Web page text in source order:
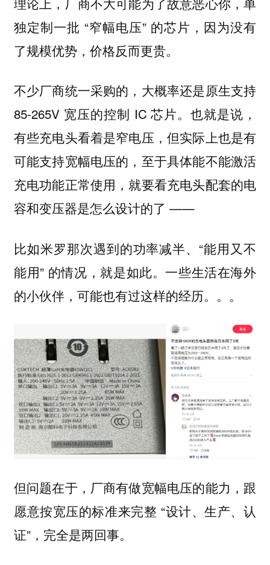
独定制一批 “窄幅电压” 的芯片，因为没有
了规模优势，价格反而更贵。
不少厂商统一采购的，大概率还是原生支持
85-265V 宽压的控制 IC 芯片。也就是说，
有些充电头看着是窄电压，但实际上也是有
可能支持宽幅电压的，至于具体能不能激活
充电功能正常使用，就要看充电头配套的电
容和变压器是怎么设计的了 ——
比如米罗那次遇到的功率减半、“能用又不
能用” 的情况，就是如此。一些生活在海外
的小伙伴，可能也有过这样的经历。。。
但问题在于，厂商有做宽幅电压的能力，跟
愿意按宽压的标准来完整 “设计、生产、认
证”，完全是两回事。